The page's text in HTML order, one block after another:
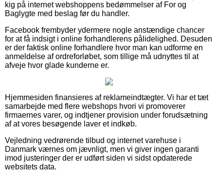
kig på internet webshoppens bedømmelser af For og
Baglygte med beslag før du handler.
Facebook frembyder ydermere nogle anstændige chancer
for at få indsigt i online forhandlerens pålidelighed. Desuden
er der faktisk online forhandlere hvor man kan udforme en
anmeldelse af ordreforløbet, som tillige må udnyttes til at
afveje hvor glade kunderne er.
Hjemmesiden finansieres af reklameindtægter. Vi har et tæt
samarbejde med flere webshops hvori vi promoverer
firmaernes varer, og indtjener provision under forudsætning
af at vores besøgende laver et indkøb.
Vejledning vedrørende tilbud og internet varehuse i
Danmark værnes om jævnligt, men vi giver ingen garanti
imod justeringer der er udført siden vi sidst opdaterede
websitets data.